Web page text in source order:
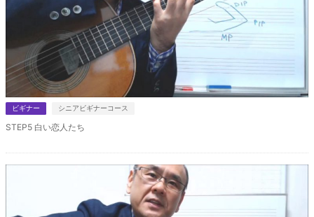
ビギナー シニアビギナーコース
STEP5 白い恋人たち